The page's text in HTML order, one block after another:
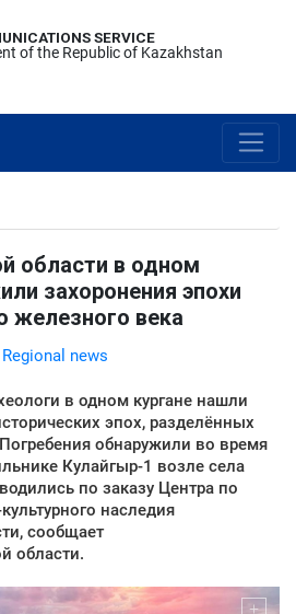
SERVICE
of the Republic of Kazakhstan
области в одном
захоронения эпохи
железного века
Regional news
в одном кургане нашли
эпох, разделённых
обнаружили во время
Кулайгыр-1 возле села
по заказу Центра по
наследия
сообщает
области.